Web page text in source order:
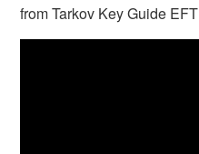
from Tarkov Key Guide EFT